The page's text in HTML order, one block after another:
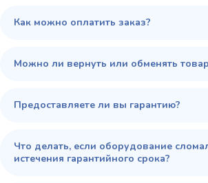
Как можно оплатить заказ?
Можно ли вернуть или обменять
Предоставляете ли вы гарантию?
Что делать, если оборудование
истечения гарантийного срока?